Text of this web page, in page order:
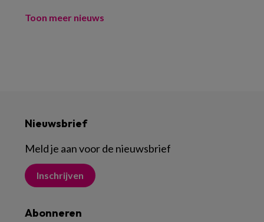
Toon meer nieuws
Nieuwsbrief
Meld je aan voor de nieuwsbrief
Inschrijven
Abonneren